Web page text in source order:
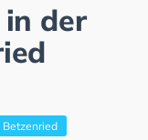
in der
Betzenried